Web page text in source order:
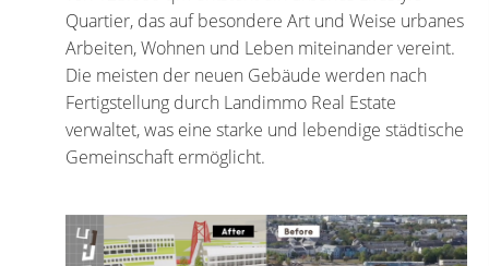
Quartier, das auf besondere Art und Weise urbanes
Arbeiten, Wohnen und Leben miteinander vereint.
Die meisten der neuen Gebäude werden nach
Fertigstellung durch Landimmo Real Estate
verwaltet, was eine starke und lebendige städtische
Gemeinschaft ermöglicht.